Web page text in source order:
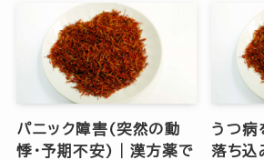
パニック障害(突然の動
悸・予期不安)｜漢方薬で
うつ病
落ち込